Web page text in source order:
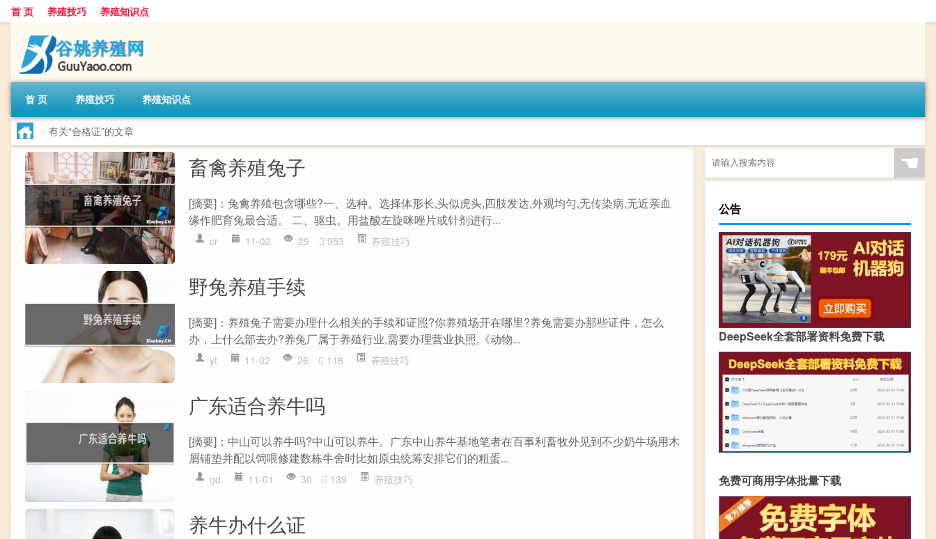
首 页 养殖技巧 养殖知识点
首 页 养殖技巧 养殖知识点
> 有关“合格证”的文章
畜禽养殖兔子
[摘要]：兔禽养殖包含哪些?一、选种。选择体形长,头似虎头,四肢发达,外观均匀,无传染病,无近亲血
缘作肥育兔最合适。 二、驱虫。用盐酸左旋咪唑片或针剂进行...
cr 11-02 29 953 养殖技巧
野兔养殖手续
[摘要]：养殖兔子需要办理什么相关的手续和证照?你养殖场开在哪里?养兔需要办那些证件，怎么
办，上什么部去办?养兔厂属于养殖行业,需要办理营业执照,《动物...
yt 11-02 26 118 养殖技巧
广东适合养牛吗
[摘要]：中山可以养牛吗?中山可以养牛。广东中山养牛基地笔者在百事利畜牧外见到不少奶牛场用木
屑铺垫并配以饲喂修建数栋牛舍时比如原虫统筹安排它们的粗蛋...
gd 11-01 30 139 养殖技巧
养牛办什么证
☚
公告
DeepSeek全套部署资料免费下载
免费可商用字体批量下载